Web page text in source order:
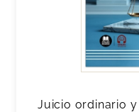
Juicio ordinario